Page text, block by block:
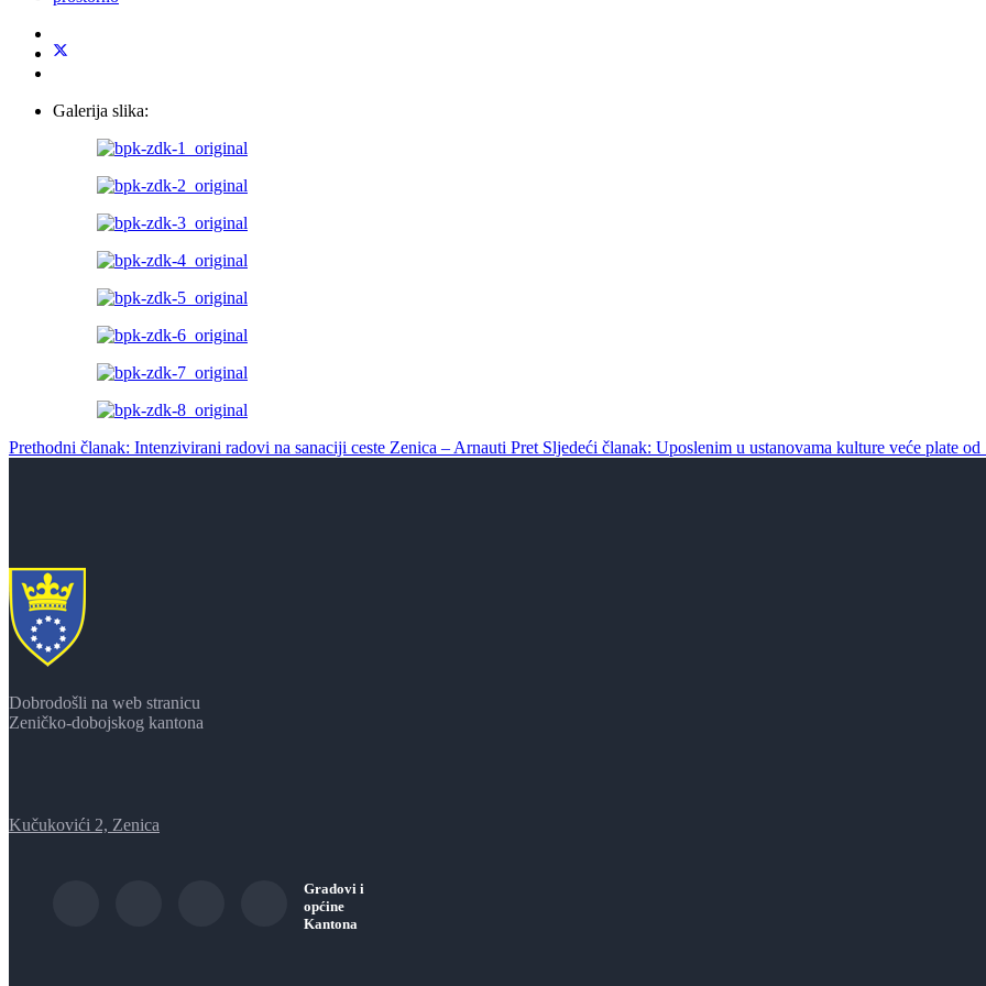
Galerija slika:
Prethodni članak: Intenzivirani radovi na sanaciji ceste Zenica – Arnauti Pret Sljedeći članak: Uposlenim u ustanovama kulture veće plate od
Dobrodošli na web stranicu
Zeničko-dobojskog kantona
Kučukovići 2, Zenica
Gradovi i
općine
Kantona